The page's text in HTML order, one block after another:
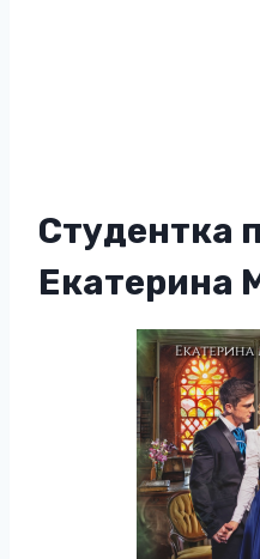
Студентка
Екатерина